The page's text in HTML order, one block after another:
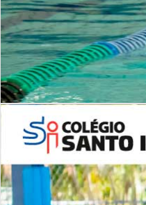
Período Integral | Saiba mais
INSTITUCIONAL